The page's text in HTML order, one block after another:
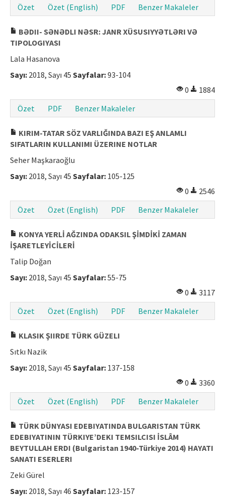
Özet Özet (English) PDF Benzer Makaleler
BƏDII- SƏNƏDLI NƏSR: JANR XÜSUSIYYƏTLƏRI VƏ
TIPOLOGIYASI
Lala Hasanova
Sayı: 2018, Sayı 45 Sayfalar:93-104
0
1884
Özet
PDF Benzer Makaleler
KIRIM-TATAR SÖZ VARLIĞINDA BAZI EŞ ANLAMLI
SIFATLARIN KULLANIMI ÜZERINE NOTLAR
Seher Maşkaraoğlu
Sayı: 2018, Sayı 45 Sayfalar: 105-125
0
2546
Özet
Özet (English) PDF Benzer Makaleler
KONYA YERLİ AĞZINDA ODAKSIL ŞİMDİKİ ZAMAN
İŞARETLEYİCİLERİ
Talip Doğan
Sayı: 2018, Sayı 45 Sayfalar:55-75
0
3117
Özet
Özet (English) PDF Benzer Makaleler
KLASIK ŞIIRDE TÜRK GÜZELI
Sıtkı Nazik
Sayı: 2018, Sayı 45 Sayfalar: 137-158
0
3360
Özet
Özet (English) PDF Benzer Makaleler
TÜRK DÜNYASI EDEBIYATINDA BULGARISTAN TÜRK
EDEBIYATININ TÜRKIYE’DEKI TEMSILCISI İSLÂM
BEYTULLAH ERDI (Bulgaristan 1940-Türkiye 2014) HAYATI
SANATI ESERLERI
Zeki Gürel
Sayı: 2018, Sayı 46 Sayfalar: 123-157